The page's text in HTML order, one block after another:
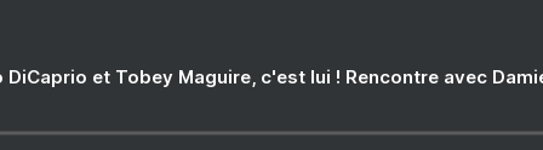
DiCaprio et Tobey Maguire, c'est lui ! Rencontre avec